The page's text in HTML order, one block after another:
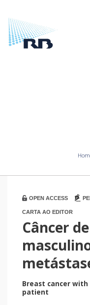
OPEN ACCESS
CARTA AO EDITOR
Câncer
Breast cancer
patient